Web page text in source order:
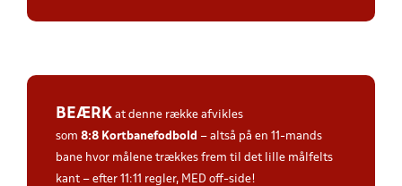
BEÆRK at denne række afvikles
som 8:8 Kortbanefodbold – altså på en 11-mands
bane hvor målene trækkes frem til det lille målfelts
kant – efter 11:11 regler, MED off-side!